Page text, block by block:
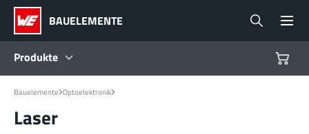
BAUELEMENTE
Produkte
Produkte
Bauelemente Optoelektronik
Laser